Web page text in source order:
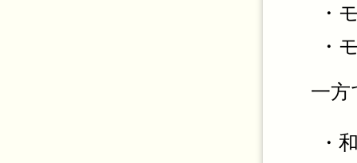
・
・
一方
・